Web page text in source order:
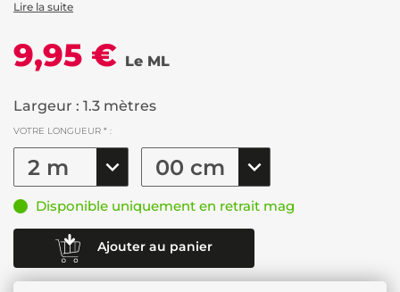
Lire la suite
9,95 € Le ML
Largeur : 1.3 mètres
VOTRE LONGUEUR * :
Disponible uniquement en retrait mag
Ajouter au panier